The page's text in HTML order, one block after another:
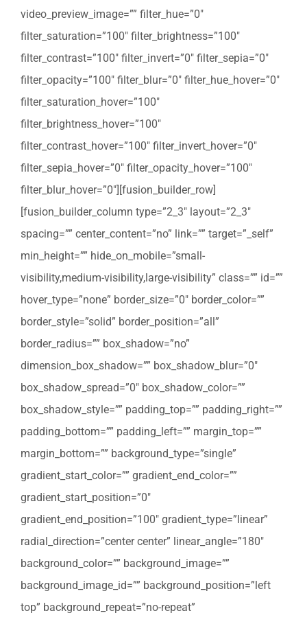
video_preview_image=”” filter_hue=”0″
filter_saturation=”100″ filter_brightness=”100″
filter_contrast=”100″ filter_invert=”0″ filter_sepia=”0″
filter_opacity=”100″ filter_blur=”0″ filter_hue_hover=”0″
filter_saturation_hover=”100″
filter_brightness_hover=”100″
filter_contrast_hover=”100″ filter_invert_hover=”0″
filter_sepia_hover=”0″ filter_opacity_hover=”100″
filter_blur_hover=”0″][fusion_builder_row]
[fusion_builder_column type=”2_3″ layout=”2_3″
spacing=”” center_content=”no” link=”” target=”_self”
min_height=”” hide_on_mobile=”small-
visibility,medium-visibility,large-visibility” class=”” id=””
hover_type=”none” border_size=”0″ border_color=””
border_style=”solid” border_position=”all”
border_radius=”” box_shadow=”no”
dimension_box_shadow=”” box_shadow_blur=”0″
box_shadow_spread=”0″ box_shadow_color=””
box_shadow_style=”” padding_top=”” padding_right=””
padding_bottom=”” padding_left=”” margin_top=””
margin_bottom=”” background_type=”single”
gradient_start_color=”” gradient_end_color=””
gradient_start_position=”0″
gradient_end_position=”100″ gradient_type=”linear”
radial_direction=”center center” linear_angle=”180″
background_color=”” background_image=””
background_image_id=”” background_position=”left
top” background_repeat=”no-repeat”